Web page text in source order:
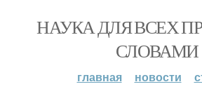
НАУКА ДЛЯ ВСЕХ
СЛОВАМИ
главная новости